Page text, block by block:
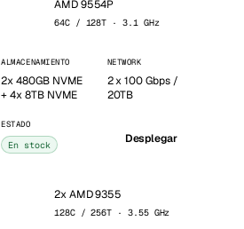
AMD 9554P
64C / 128T · 3.1 GHz
ALMACENAMIENTO
2x 480GB NVME
+ 4x 8TB NVME
NETWORK
2 x 100 Gbps /
20TB
ESTADO
En stock Desplegar
2x AMD 9355
128C / 256T · 3.55 GHz